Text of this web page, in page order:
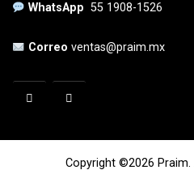
WhatsApp55 1908-1526
Correoventas@praim.mx
Copyright ©2026 Praim.